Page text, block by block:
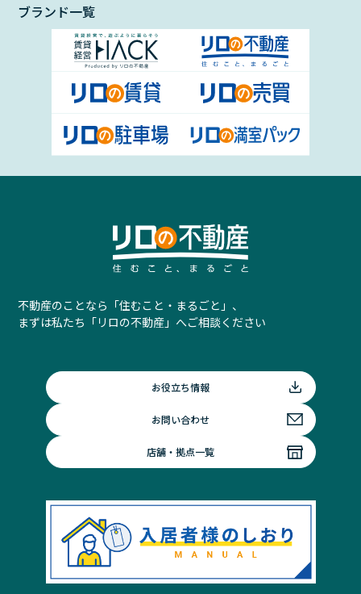
ブランド一覧
不動産のことなら「住むこと・まるごと」、
まずは私たち「リロの不動産」へご相談ください
お役立ち情報
お問い合わせ
店舗・拠点一覧